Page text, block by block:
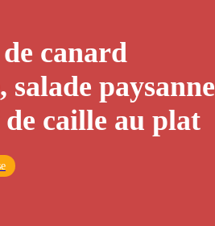
canard
salade paysanne
de caille au plat